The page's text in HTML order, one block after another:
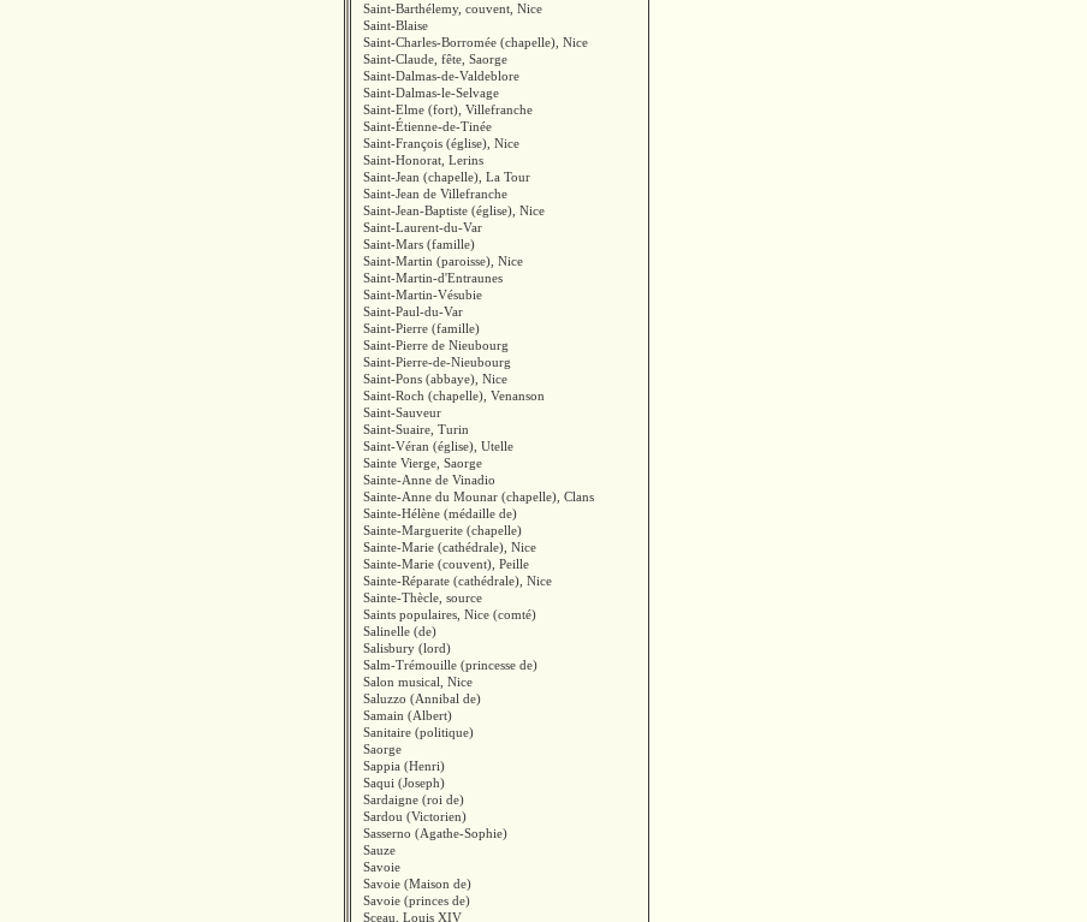
Saint-Barthélemy, couvent, Nice
Saint-Blaise
Saint-Charles-Borromée (chapelle), Nice
Saint-Claude, fête, Saorge
Saint-Dalmas-de-Valdeblore
Saint-Dalmas-le-Selvage
Saint-Elme (fort), Villefranche
Saint-Étienne-de-Tinée
Saint-François (église), Nice
Saint-Honorat, Lerins
Saint-Jean (chapelle), La Tour
Saint-Jean de Villefranche
Saint-Jean-Baptiste (église), Nice
Saint-Laurent-du-Var
Saint-Mars (famille)
Saint-Martin (paroisse), Nice
Saint-Martin-d'Entraunes
Saint-Martin-Vésubie
Saint-Paul-du-Var
Saint-Pierre (famille)
Saint-Pierre de Nieubourg
Saint-Pierre-de-Nieubourg
Saint-Pons (abbaye), Nice
Saint-Roch (chapelle), Venanson
Saint-Sauveur
Saint-Suaire, Turin
Saint-Véran (église), Utelle
Sainte Vierge, Saorge
Sainte-Anne de Vinadio
Sainte-Anne du Mounar (chapelle), Clans
Sainte-Hélène (médaille de)
Sainte-Marguerite (chapelle)
Sainte-Marie (cathédrale), Nice
Sainte-Marie (couvent), Peille
Sainte-Réparate (cathédrale), Nice
Sainte-Thècle, source
Saints populaires, Nice (comté)
Salinelle (de)
Salisbury (lord)
Salm-Trémouille (princesse de)
Salon musical, Nice
Saluzzo (Annibal de)
Samain (Albert)
Sanitaire (politique)
Saorge
Sappia (Henri)
Saqui (Joseph)
Sardaigne (roi de)
Sardou (Victorien)
Sasserno (Agathe-Sophie)
Sauze
Savoie
Savoie (Maison de)
Savoie (princes de)
Sceau, Louis XIV